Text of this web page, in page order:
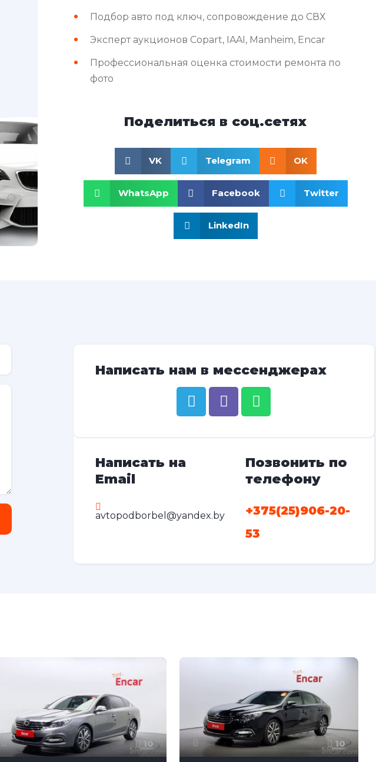
Подбор авто под ключ, сопровождение до СВХ
Эксперт аукционов Copart, IAAI, Manheim, Encar
Профессиональная оценка стоимости ремонта по
фото
Поделиться в соц.сетях
VK Telegram OK
WhatsApp Facebook Twitter
LinkedIn
Написать нам в мессенджерах
Написать на
Email
avtopodborbel@yandex.by
Позвонить по
телефону
+375(25)906-20-
53
10 10